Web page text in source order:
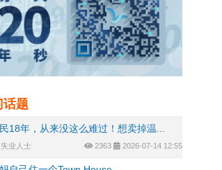
话题
18年，从来没这么难过！想卖掉温...
失业人士 2363 2026-07-14 12:55